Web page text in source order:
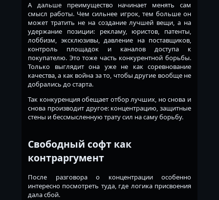
А дальше преимущество начинает менять сам
смысл работы. Чем сильнее игрок, тем больше он
может тратить не на создание лучшей вещи, а на
удержание позиции: рекламу, юристов, патенты,
лоббизм, эксклюзивы, давление на поставщиков,
контроль площадок и каналов доступа к
покупателю. Это тоже часть конкурентной борьбы.
Только выглядит она уже не как соревнование
качества, а как война за то, чтобы другие вообще не
добрались до старта.
Так конкуренция обещает отбор лучших, но снова и
снова производит другое: концентрацию, защитные
стены и бессмысленную трату сил на саму борьбу.
Свободный софт как
контраргумент
После разговора о концентрации особенно
интересно посмотреть туда, где логика присвоения
дала сбой.